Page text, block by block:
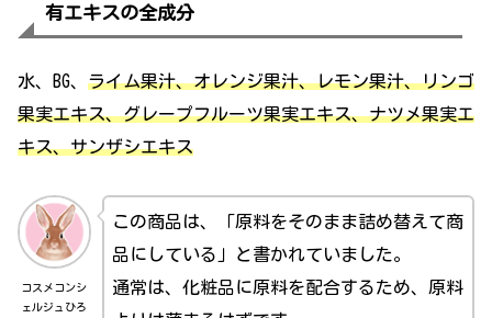
有エキスの全成分
水、BG、 ライム果汁、オレンジ果汁、レモン果汁、リンゴ
果実エキス、グレープフルーツ果実エキス、ナツメ果実エ
キス、サンザシエキス
コスメコンシ
ェルジュひろ
この商品は、「原料をそのまま詰め替えて商
品にしている」と書かれていました。
通常は、化粧品に原料を配合するため、原料